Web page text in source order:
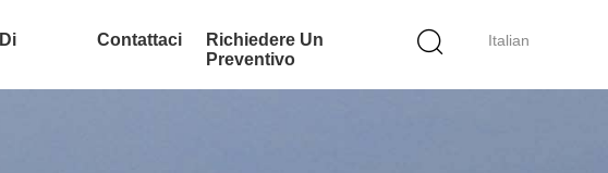
Italian
Contattaci
Richiedere Un
Preventivo